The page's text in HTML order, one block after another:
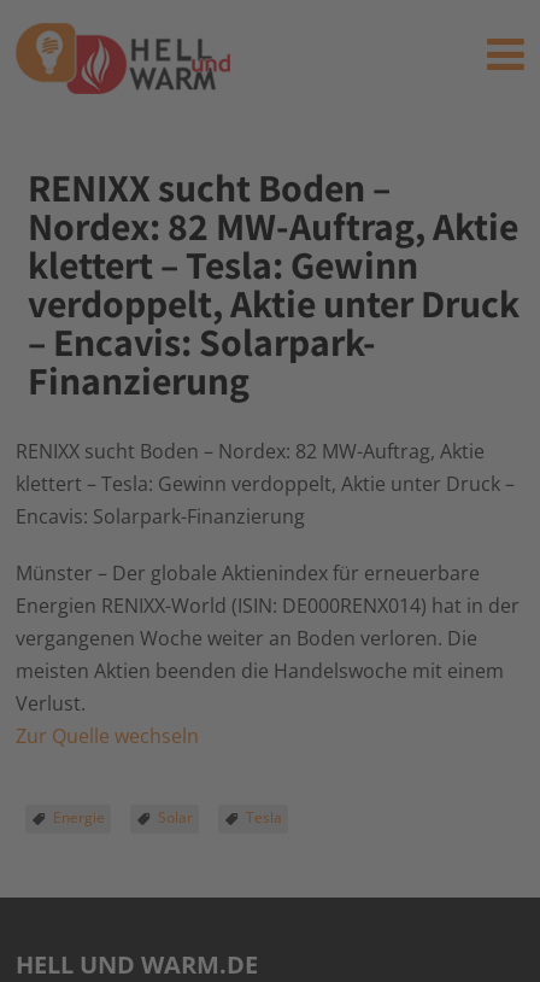
RENIXX sucht Boden –
Nordex: 82 MW-Auftrag, Aktie
klettert – Tesla: Gewinn
verdoppelt, Aktie unter Druck
– Encavis: Solarpark-
Finanzierung
RENIXX sucht Boden – Nordex: 82 MW-Auftrag, Aktie
klettert – Tesla: Gewinn verdoppelt, Aktie unter Druck –
Encavis: Solarpark-Finanzierung
Münster – Der globale Aktienindex für erneuerbare
Energien RENIXX-World (ISIN: DE000RENX014) hat in der
vergangenen Woche weiter an Boden verloren. Die
meisten Aktien beenden die Handelswoche mit einem
Verlust.
Zur Quelle wechseln
Energie Solar Tesla
HELL UND WARM.DE